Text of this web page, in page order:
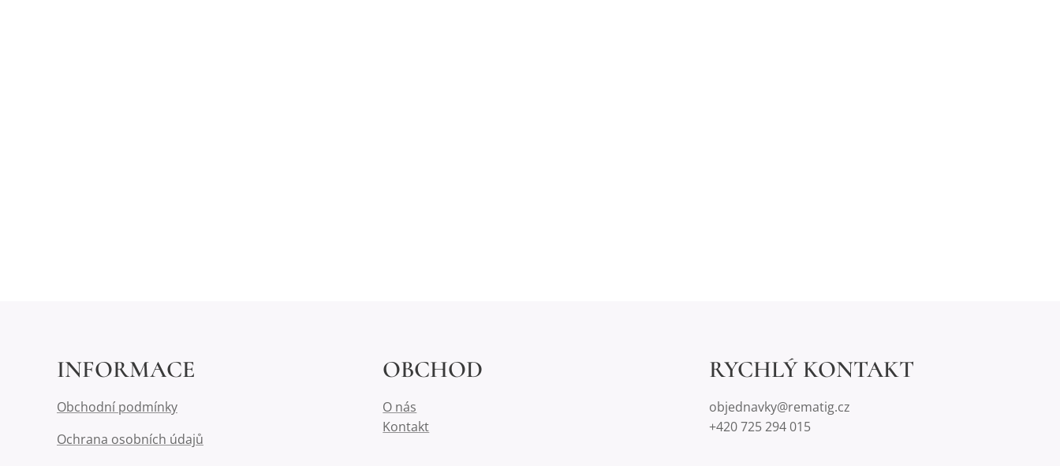
INFORMACE
Obchodní podmínky
Ochrana osobních údajů
OBCHOD
O nás
Kontakt
RYCHLÝ KONTAKT
objednavky@rematig.cz
+420 725 294 015